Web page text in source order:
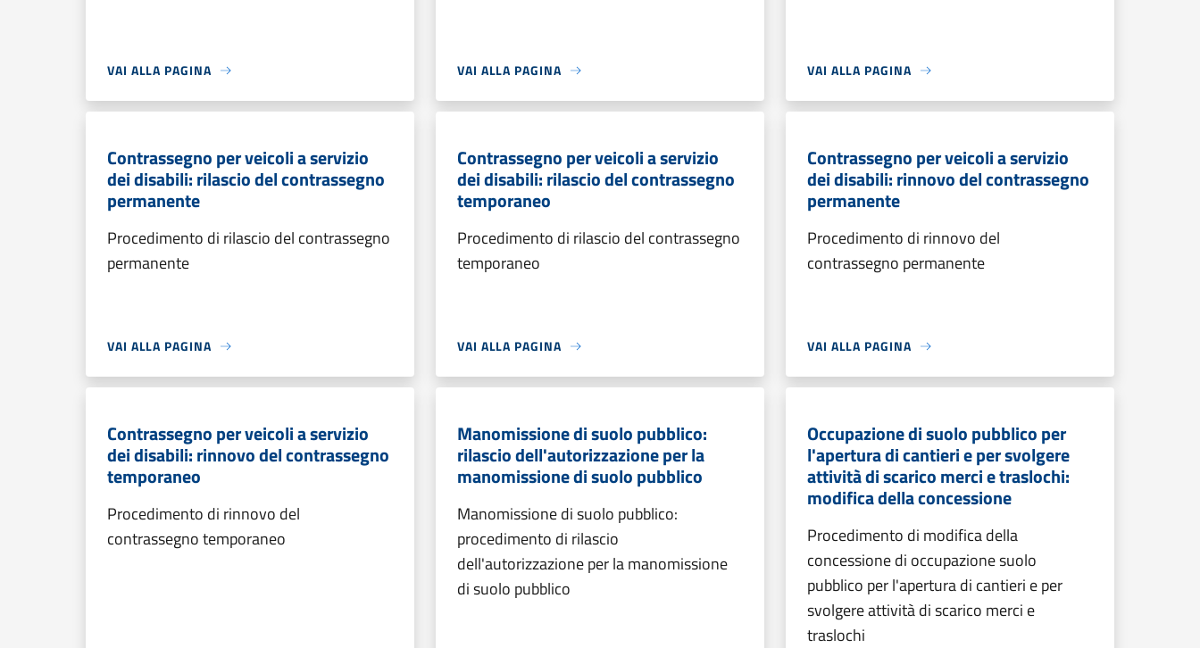
VAI ALLA PAGINA VAI ALLA PAGINA VAI ALLA PAGINA
Contrassegno per veicoli a servizio
dei disabili: rilascio del contrassegno
permanente
Procedimento di rilascio del contrassegno
permanente
VAI ALLA PAGINA
Contrassegno per veicoli a servizio
dei disabili: rilascio del contrassegno
temporaneo
Procedimento di rilascio del contrassegno
temporaneo
VAI ALLA PAGINA
Contrassegno per veicoli a servizio
dei disabili: rinnovo del contrassegno
permanente
Procedimento di rinnovo del
contrassegno permanente
VAI ALLA PAGINA
Contrassegno per veicoli a servizio
dei disabili: rinnovo del contrassegno
temporaneo
Procedimento di rinnovo del
contrassegno temporaneo
Manomissione di suolo pubblico:
rilascio dell'autorizzazione per la
manomissione di suolo pubblico
Manomissione di suolo pubblico:
procedimento di rilascio
dell'autorizzazione per la manomissione
di suolo pubblico
Occupazione di suolo pubblico per
l'apertura di cantieri e per svolgere
attività di scarico merci e traslochi:
modifica della concessione
Procedimento di modifica della
concessione di occupazione suolo
pubblico per l'apertura di cantieri e per
svolgere attività di scarico merci e
traslochi